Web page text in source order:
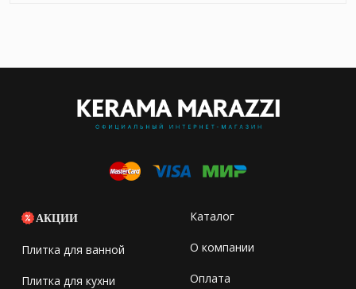
АКЦИИ
Плитка для ванной
Плитка для кухни
Каталог
О компании
Оплата